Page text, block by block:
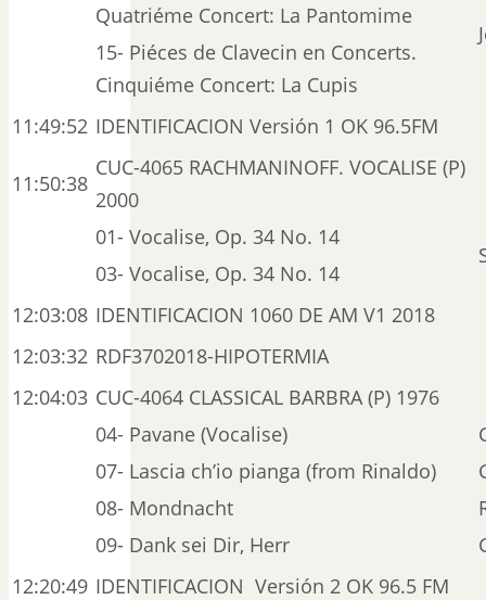
Quatriéme Concert: La Pantomime
15- Piéces de Clavecin en Concerts.
Cinquiéme Concert: La Cupis
11:49:52 IDENTIFICACION Versión 1 OK 96.5FM
11:50:38
CUC-4065 RACHMANINOFF. VOCALISE (P)
2000
01- Vocalise, Op. 34 No. 14
03- Vocalise, Op. 34 No. 14
12:03:08 IDENTIFICACION 1060 DE AM V1 2018
12:03:32 RDF3702018-HIPOTERMIA
12:04:03 CUC-4064 CLASSICAL BARBRA (P) 1976
04- Pavane (Vocalise)
07- Lascia ch’io pianga (from Rinaldo)
08- Mondnacht
09- Dank sei Dir, Herr
12:20:49 IDENTIFICACION Versión 2 OK 96.5 FM